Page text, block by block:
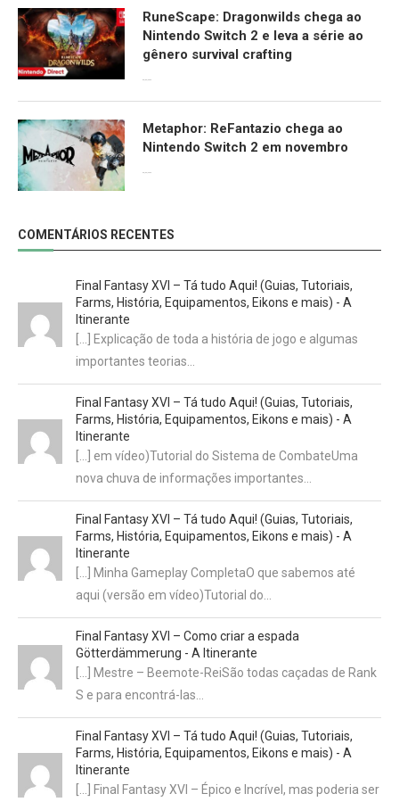
RuneScape: Dragonwilds chega ao
Nintendo Switch 2 e leva a série ao
gênero survival crafting
Metaphor: ReFantazio chega ao
Nintendo Switch 2 em novembro
COMENTÁRIOS RECENTES
Final Fantasy XVI – Tá tudo Aqui! (Guias, Tutoriais,
Farms, História, Equipamentos, Eikons e mais) - A
Itinerante
[…] Explicação de toda a história de jogo e algumas
importantes teorias…
Final Fantasy XVI – Tá tudo Aqui! (Guias, Tutoriais,
Farms, História, Equipamentos, Eikons e mais) - A
Itinerante
[…] em vídeo)Tutorial do Sistema de CombateUma
nova chuva de informações importantes…
Final Fantasy XVI – Tá tudo Aqui! (Guias, Tutoriais,
Farms, História, Equipamentos, Eikons e mais) - A
Itinerante
[…] Minha Gameplay CompletaO que sabemos até
aqui (versão em vídeo)Tutorial do…
Final Fantasy XVI – Como criar a espada
Götterdämmerung - A Itinerante
[…] Mestre – Beemote-ReiSão todas caçadas de Rank
S e para encontrá-las…
Final Fantasy XVI – Tá tudo Aqui! (Guias, Tutoriais,
Farms, História, Equipamentos, Eikons e mais) - A
Itinerante
[…] Final Fantasy XVI – Épico e Incrível, mas poderia ser